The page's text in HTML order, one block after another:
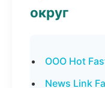
округ
ООО Hot
News Link